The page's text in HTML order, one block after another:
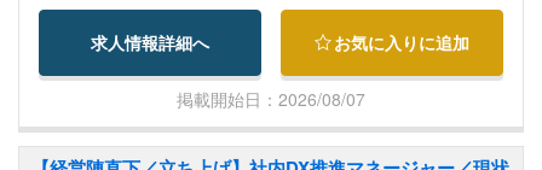
メント・技術指導 ・使用ツールを用いた基本設
計・詳細設計業務 【この求人のポイント】 ■日系
工場の設計案件を中心に、ローカルスタッフのマ
ネジメントや顧客打合せなど、設計業務にとどま
らない幅広い領域で主導権を持って活躍可能 。 ■
求人情報詳細へ お気に入りに追加
掲載開始日：2026/08/07